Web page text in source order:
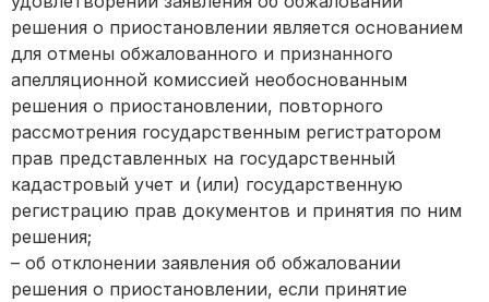
решения о приостановлении является основанием
для отмены обжалованного и признанного
апелляционной комиссией необоснованным
решения о приостановлении, повторного
рассмотрения государственным регистратором
прав представленных на государственный
кадастровый учет и (или) государственную
регистрацию прав документов и принятия по ним
решения;
– об отклонении заявления об обжаловании
решения о приостановлении, если принятие